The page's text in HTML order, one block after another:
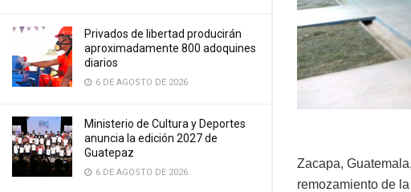
Privados de libertad producirán
aproximadamente 800 adoquines
diarios
6 DE AGOSTO DE 2026
Ministerio de Cultura y Deportes
anuncia la edición 2027 de
Guatepaz
6 DE AGOSTO DE 2026
Zacapa,
remozamiento de